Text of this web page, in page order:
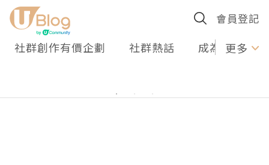
會員登記
社群創作有價企劃 社群熱話 成為U更多